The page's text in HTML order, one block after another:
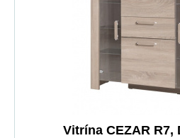
Vitrína CEZAR R7,